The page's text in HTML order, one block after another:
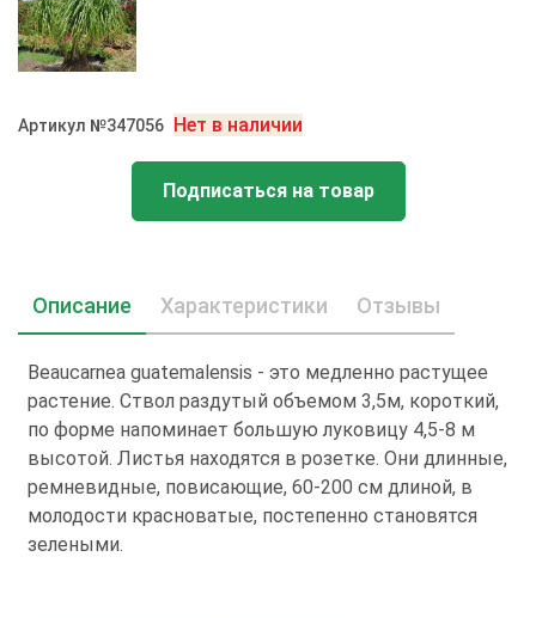
Артикул №347056 Нет в наличии
Подписаться на товар
Описание Характеристики Отзывы
Beaucarnea guatemalensis - это медленно растущее
растение. Ствол раздутый объемом 3,5м, короткий,
по форме напоминает большую луковицу 4,5-8 м
высотой. Листья находятся в розетке. Они длинные,
ремневидные, повисающие, 60-200 см длиной, в
молодости красноватые, постепенно становятся
зелеными.